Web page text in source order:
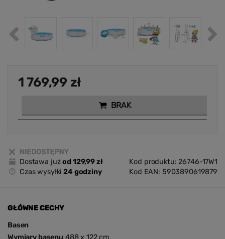
1 769,99 zł
BRAK
Dostawa jużod 129,99 zł
Czas wysyłki24 godziny
Kod produktu: 26746-17W1
Kod EAN: 5903890619879
GŁÓWNE CECHY
Basen